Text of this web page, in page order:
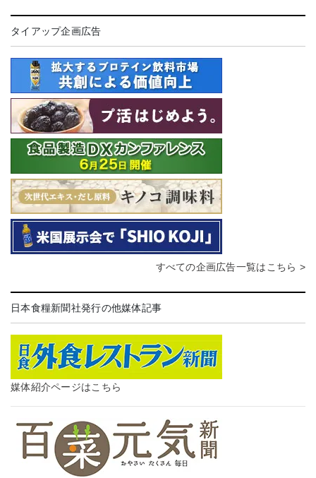
タイアップ企画広告
すべての企画広告一覧はこちら >
日本食糧新聞社発行の他媒体記事
媒体紹介ページはこちら